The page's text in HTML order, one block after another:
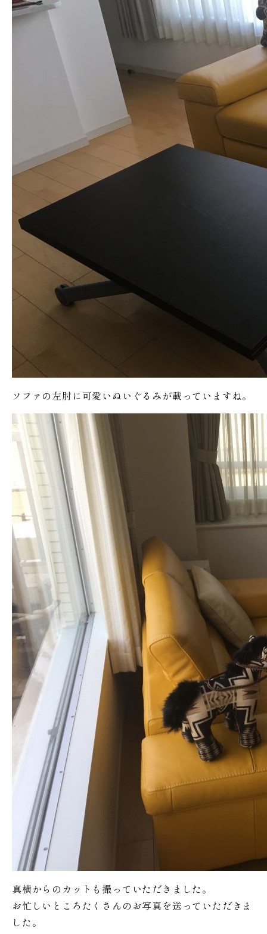
ソファの左肘に可愛いぬいぐるみが載っていますね。
真横からのカットも撮っていただきました。
お忙しいところたくさんのお写真を送っていただきま
した。